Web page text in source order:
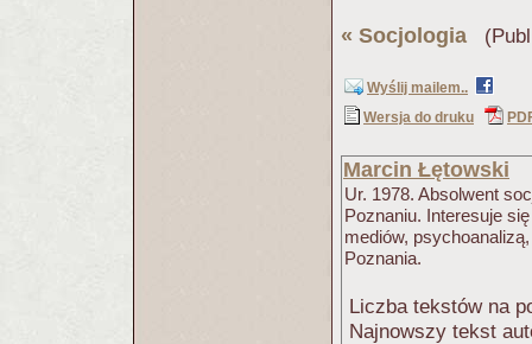
« Socjologia
Wyślij mailem..
Wersja do druku
Marcin Łętowski
Ur. 1978. Absolwent
Poznaniu. Interesuje
mediów,
Poznania.
Liczba tekstów na
Najnowszy tekst